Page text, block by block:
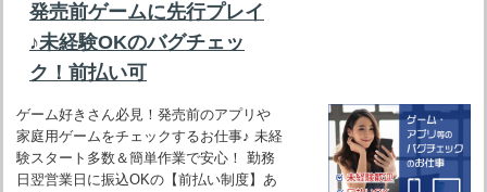
発売前ゲームに先行プレイ
♪未経験OKのバグチェッ
ク！前払い可
ゲーム好きさん必見！発売前のアプリや
家庭用ゲームをチェックするお仕事♪ 未経
験スタート多数＆簡単作業で安心！ 勤務
日翌営業日に振込OKの【前払い制度】あ